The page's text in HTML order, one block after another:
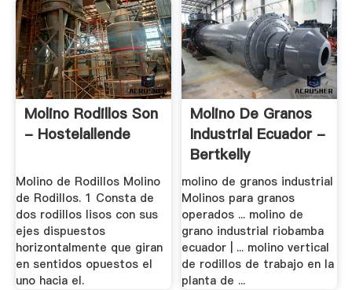
Molino Rodillos Son
- Hostelallende
Molino de Rodillos Molino
de Rodillos. 1 Consta de
dos rodillos lisos con sus
ejes dispuestos
horizontalmente que giran
en sentidos opuestos el
uno hacia el.
Molino De Granos
Industrial Ecuador -
Bertkelly
molino de granos industrial
Molinos para granos
operados ... molino de
grano industrial riobamba
ecuador | ... molino vertical
de rodillos de trabajo en la
planta de ...